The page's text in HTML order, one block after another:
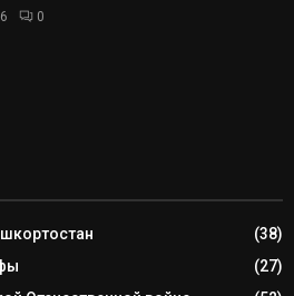
0
(38)
(27)